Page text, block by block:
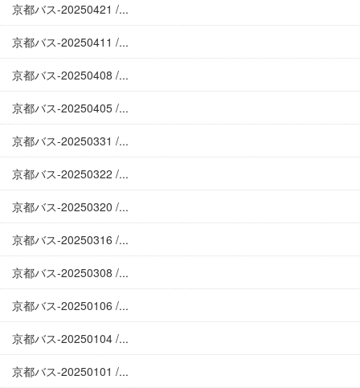
京都バス-20250421 /...
京都バス-20250411 /...
京都バス-20250408 /...
京都バス-20250405 /...
京都バス-20250331 /...
京都バス-20250322 /...
京都バス-20250320 /...
京都バス-20250316 /...
京都バス-20250308 /...
京都バス-20250106 /...
京都バス-20250104 /...
京都バス-20250101 /...